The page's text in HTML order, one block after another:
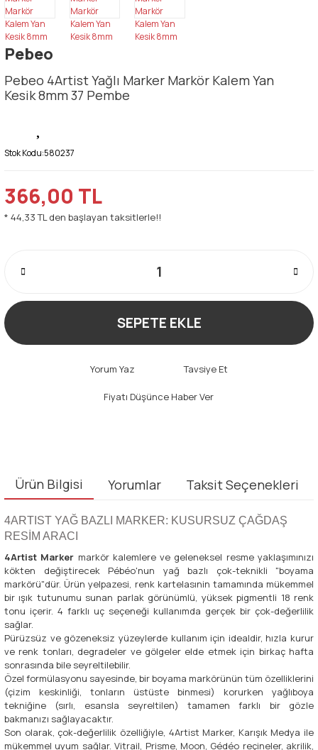
Pebeo
Pebeo 4Artist Yağlı Marker Markör Kalem Yan
Kesik 8mm 37 Pembe
Stok Kodu:580237
366,00 TL
* 44,33 TL den başlayan taksitlerle!!
SEPETE EKLE
Yorum Yaz Tavsiye Et
Fiyatı Düşünce Haber Ver
Ürün Bilgisi Yorumlar Taksit Seçenekleri
4ARTIST YAĞ BAZLI MARKER: KUSURSUZ ÇAĞDAŞ
RESİM ARACI
4Artist Marker markör kalemlere ve geleneksel resme yaklaşımınızı
kökten değiştirecek Pébéo'nun yağ bazlı çok-teknikli "boyama
markörü"dür. Ürün yelpazesi, renk kartelasınin tamamında mükemmel
bir ışık tutunumu sunan parlak görünümlü, yüksek pigmentli 18 renk
tonu içerir. 4 farklı uç seçeneği kullanımda gerçek bir çok-değerlilik
sağlar.
Pürüzsüz ve gözeneksiz yüzeylerde kullanım için idealdir, hızla kurur
ve renk tonları, degradeler ve gölgeler elde etmek için birkaç hafta
sonrasında bile seyreltilebilir.
Özel formülasyonu sayesinde, bir boyama markörünün tüm özelliklerini
(çizim keskinliği, tonların üstüste binmesi) korurken yağlıboya
tekniğine (sırlı, esansla seyreltilen) tamamen farklı bir gözle
bakmanızı sağlayacaktır.
Son olarak, çok-değerlilik özelliğiyle, 4Artist Marker, Karışık Medya ile
mükemmel uyum sağlar. Vitrail, Prisme, Moon, Gédéo reçineler, akrilik,